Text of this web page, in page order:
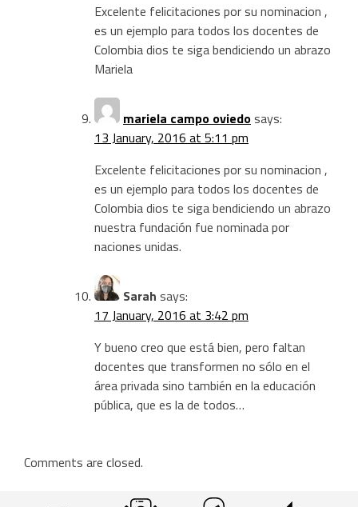
Excelente felicitaciones por su nominacion ,
es un ejemplo para todos los docentes de
Colombia dios te siga bendiciendo un abrazo
Mariela
mariela campo oviedosays:
13 January, 2016 at 5:11 pm
Excelente felicitaciones por su nominacion ,
es un ejemplo para todos los docentes de
Colombia dios te siga bendiciendo un abrazo
nuestra fundación fue nominada por
naciones unidas.
Sarah says:
17 January, 2016 at 3:42 pm
Y bueno creo que está bien, pero faltan
docentes que transformen no sólo en el
área privada sino también en la educación
pública, que es la de todos…
Comments are closed.